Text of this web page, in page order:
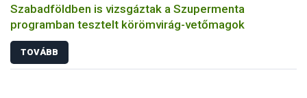
Szabadföldben is vizsgáztak a Szupermenta
programban tesztelt körömvirág-vetőmagok
TOVÁBB